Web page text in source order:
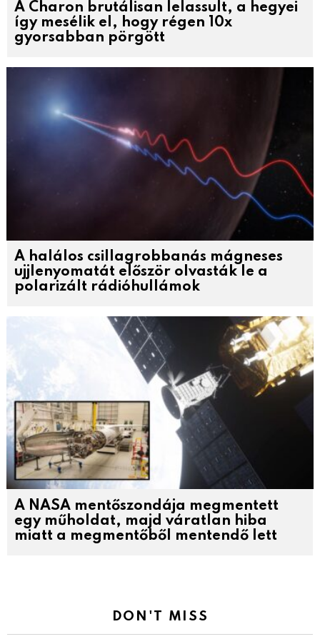
A Charon brutálisan lelassult, a hegyei
így mesélik el, hogy régen 10x
gyorsabban pörgött
A halálos csillagrobbanás mágneses
ujjlenyomatát először olvasták le a
polarizált rádióhullámok
A NASA mentőszondája megmentett
egy műholdat, majd váratlan hiba
miatt a megmentőből mentendő lett
DON'T MISS